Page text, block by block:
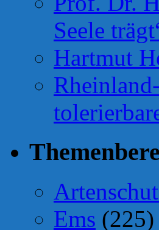
Seele
Hartmut
Ems (225)